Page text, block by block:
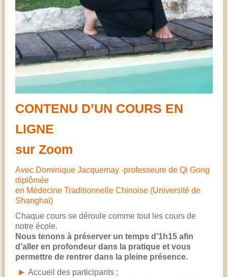
CONTENU D’UN COURS EN
LIGNE
sur Zoom
Avec Dominique Jacquemay -professeure de Qi Gong
diplômée
en Médecine Traditionnelle Chinoise (Université de
Shanghaï)
Chaque cours se déroule comme tout les cours de
notre école.
Nous tenons à préserver un temps d’1h15 afin
d’aller en profondeur dans la pratique et vous
permettre de rentrer dans la pleine présence.
Accueil des participants ;